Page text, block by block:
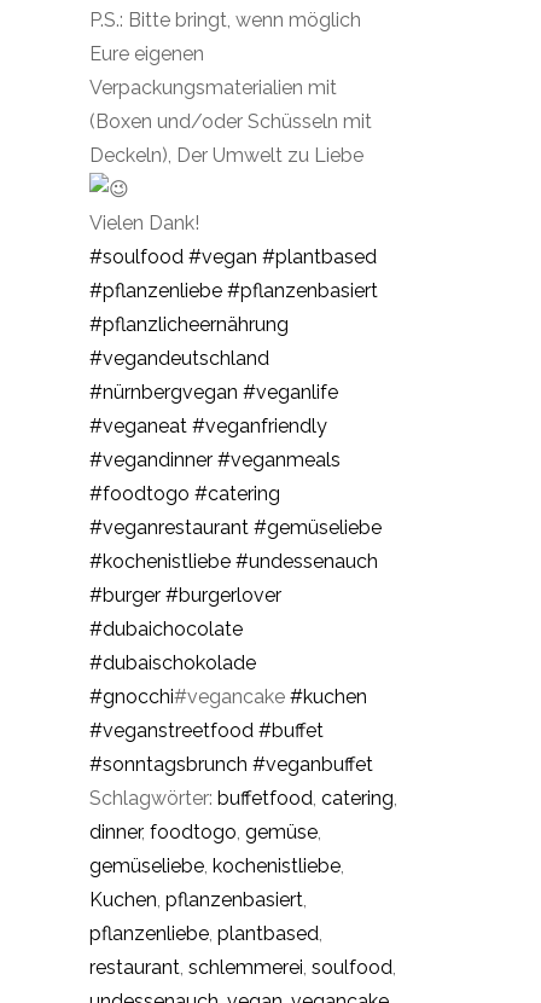
P.S.: Bitte bringt, wenn möglich
Eure eigenen
Verpackungsmaterialien mit
(Boxen und/oder Schüsseln mit
Deckeln), Der Umwelt zu Liebe
Vielen Dank!
#soulfood #vegan #plantbased
#pflanzenliebe #pflanzenbasiert
#pflanzlicheernährung
#vegandeutschland
#nürnbergvegan #veganlife
#veganeat #veganfriendly
#vegandinner #veganmeals
#foodtogo #catering
#veganrestaurant #gemüseliebe
#kochenistliebe #undessenauch
#burger #burgerlover
#dubaichocolate
#dubaischokolade
#gnocchi#vegancake #kuchen
#veganstreetfood #buffet
#sonntagsbrunch #veganbuffet
Schlagwörter: buffetfood, catering,
dinner, foodtogo, gemüse,
gemüseliebe, kochenistliebe,
Kuchen, pflanzenbasiert,
pflanzenliebe, plantbased,
restaurant, schlemmerei, soulfood,